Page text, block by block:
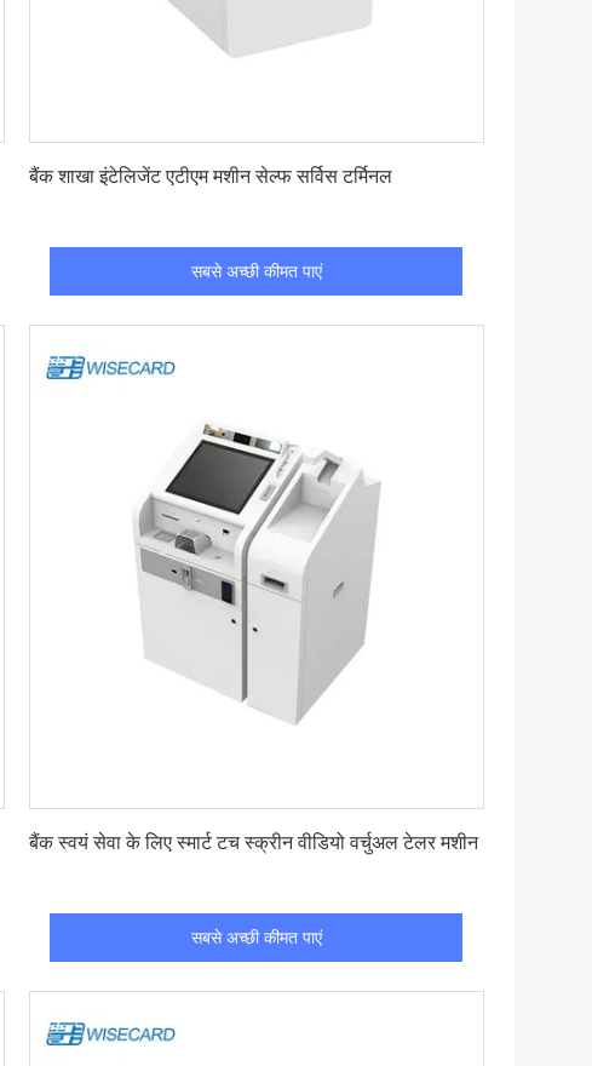
बैंक शाखा इंटेलिजेंट एटीएम मशीन सेल्फ सर्विस टर्मिनल
सबसे अच्छी कीमत पाएं
बैंक स्वयं सेवा के लिए स्मार्ट टच स्क्रीन वीडियो वर्चुअल टेलर मशीन
सबसे अच्छी कीमत पाएं